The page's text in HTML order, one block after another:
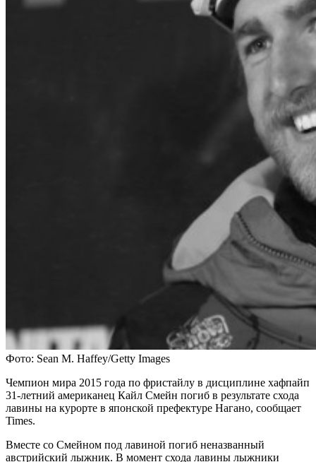
Фото: Sean M. Haffey/Getty Images
Чемпион мира 2015 года по фристайлу в дисциплине хафпайп
31-летний американец Кайл Смейн погиб в результате схода
лавины на курорте в японской префектуре Нагано, сообщает
Times.
Вместе со Смейном под лавиной погиб неназванный
австрийский лыжник. В момент схода лавины лыжники